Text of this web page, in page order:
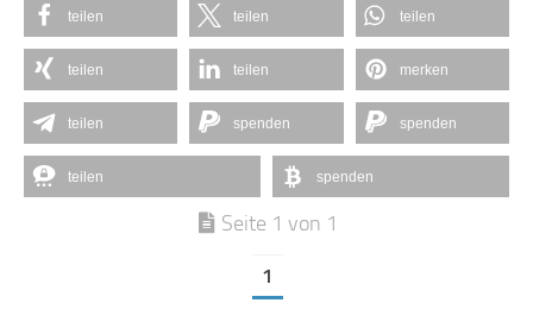
teilen teilen teilen
teilen teilen merken
teilen spenden spenden
teilen spenden
Seite 1 von 1
1